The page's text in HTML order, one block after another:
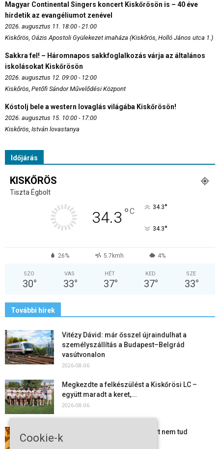
Magyar Continental Singers koncert Kiskőrösön is – 40 éve
hirdetik az evangéliumot zenével
2026. augusztus 11. 18:00 - 21:00
Kiskőrös, Oázis Apostoli Gyülekezet imaháza (Kiskőrös, Holló János utca 1.)
Sakkra fel! – Háromnapos sakkfoglalkozás várja az általános
iskolásokat Kiskőrösön
2026. augusztus 12. 09:00 - 12:00
Kiskőrös, Petőfi Sándor Művelődési Központ
Kóstolj bele a western lovaglás világába Kiskőrösön!
2026. augusztus 15. 10:00 - 17:00
Kiskőrös, István lovastanya
Időjárás
KISKŐRÖS
Tiszta Égbolt
34.3 °C 34.3°
34.3°
26% 5.7kmh 4%
SZO
30°
VAS
33°
HÉT
37°
KED
37°
SZE
33°
További hírek
Vitézy Dávid: már ősszel újraindulhat a
személyszállítás a Budapest–Belgrád
vasútvonalon
2026-08-06
Megkezdte a felkészülést a Kiskőrösi LC –
együtt maradt a keret,...
2026-08-06
Mi történik Európa felett? Ezért nem tud
szabadulni a kontinens a...
Cookie-k